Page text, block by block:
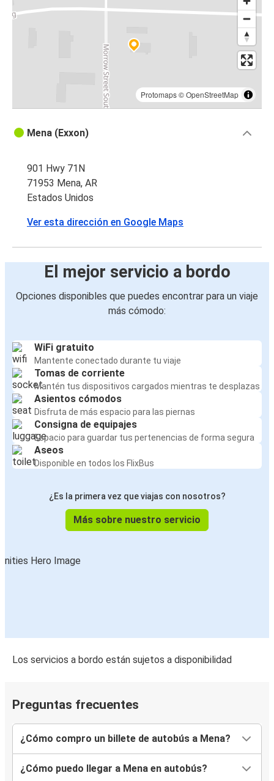
Protomaps©OpenStreetMap
Mena (Exxon)
901 Hwy 71N
71953 Mena, AR
Estados Unidos
Ver esta dirección en Google Maps
El mejor servicio a bordo
Opciones disponibles que puedes encontrar para un viaje
más cómodo:
WiFi gratuito
Mantente conectado durante tu viaje
Tomas de corriente
Mantén tus dispositivos cargados mientras te desplazas
Asientos cómodos
Disfruta de más espacio para las piernas
Consigna de equipajes
Espacio para guardar tus pertenencias de forma segura
Aseos
Disponible en todos los FlixBus
¿Es la primera vez que viajas con nosotros?
Más sobre nuestro servicio
Los servicios a bordo están sujetos a disponibilidad
Preguntas frecuentes
¿Cómo compro un billete de autobús a Mena?
¿Cómo puedo llegar a Mena en autobús?